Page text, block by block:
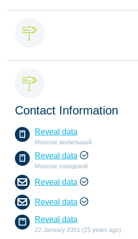
Contact Information
Reveal data
Moscow, мобильный
Reveal data
Moscow, городской
Reveal data
Reveal data
Reveal data
22 January 2001 (25 years ago)